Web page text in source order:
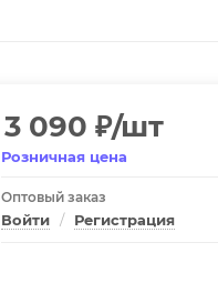
3 090 ₽/шт
Розничная цена
Оптовый заказ
Войти / Регистрация